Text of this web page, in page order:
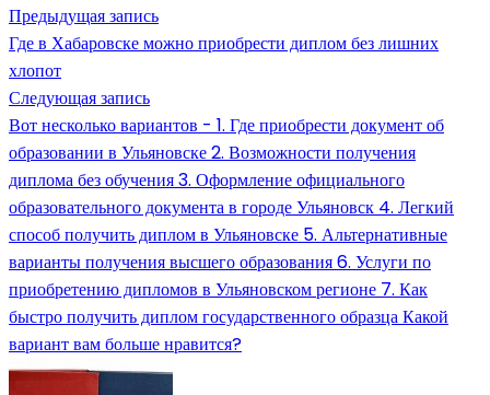
Предыдущая запись
Где в Хабаровске можно приобрести диплом без лишних
хлопот
Следующая запись
Вот несколько вариантов - 1. Где приобрести документ об
образовании в Ульяновске 2. Возможности получения
диплома без обучения 3. Оформление официального
образовательного документа в городе Ульяновск 4. Легкий
способ получить диплом в Ульяновске 5. Альтернативные
варианты получения высшего образования 6. Услуги по
приобретению дипломов в Ульяновском регионе 7. Как
быстро получить диплом государственного образца Какой
вариант вам больше нравится?